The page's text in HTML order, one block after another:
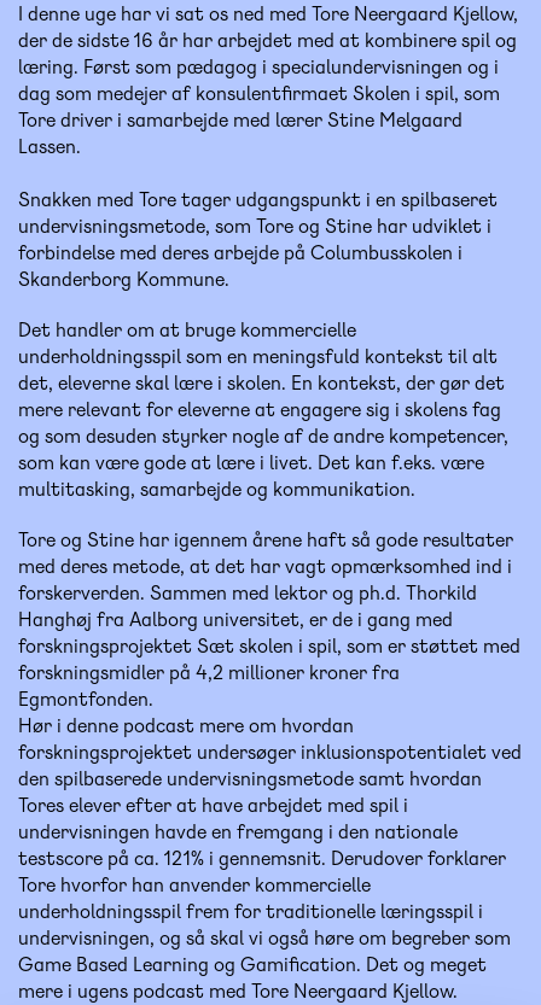
I denne uge har vi sat os ned med Tore Neergaard Kjellow,
der de sidste 16 år har arbejdet med at kombinere spil og
læring. Først som pædagog i specialundervisningen og i
dag som medejer af konsulentfirmaet Skolen i spil, som
Tore driver i samarbejde med lærer Stine Melgaard
Lassen.
Snakken med Tore tager udgangspunkt i en spilbaseret
undervisningsmetode, som Tore og Stine har udviklet i
forbindelse med deres arbejde på Columbusskolen i
Skanderborg Kommune.
Det handler om at bruge kommercielle
underholdningsspil som en meningsfuld kontekst til alt
det, eleverne skal lære i skolen. En kontekst, der gør det
mere relevant for eleverne at engagere sig i skolens fag
og som desuden styrker nogle af de andre kompetencer,
som kan være gode at lære i livet. Det kan f.eks. være
multitasking, samarbejde og kommunikation.
Tore og Stine har igennem årene haft så gode resultater
med deres metode, at det har vagt opmærksomhed ind i
forskerverden. Sammen med lektor og ph.d. Thorkild
Hanghøj fra Aalborg universitet, er de i gang med
forskningsprojektet Sæt skolen i spil, som er støttet med
forskningsmidler på 4,2 millioner kroner fra
Egmontfonden.
Hør i denne podcast mere om hvordan
forskningsprojektet undersøger inklusionspotentialet ved
den spilbaserede undervisningsmetode samt hvordan
Tores elever efter at have arbejdet med spil i
undervisningen havde en fremgang i den nationale
testscore på ca. 121% i gennemsnit. Derudover forklarer
Tore hvorfor han anvender kommercielle
underholdningsspil frem for traditionelle læringsspil i
undervisningen, og så skal vi også høre om begreber som
Game Based Learning og Gamification. Det og meget
mere i ugens podcast med Tore Neergaard Kjellow.